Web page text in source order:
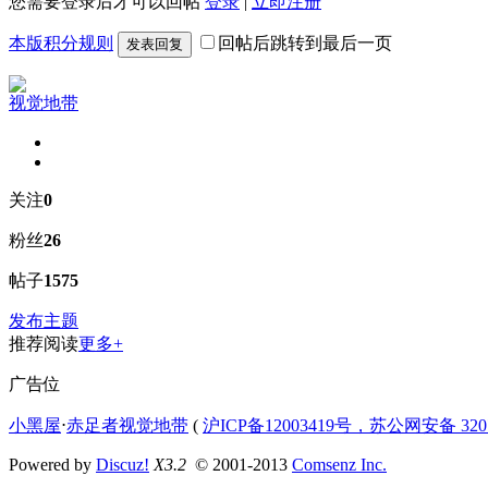
本版积分规则 发表回复 回帖后跳转到最后一页
视觉地带
关注0
粉丝26
帖子1575
发布主题
推荐阅读更多+
广告位
小黑屋⋅赤足者视觉地带 ( 沪ICP备12003419号，苏公网安备
Powered by Discuz! X3.2 © 2001-2013 Comsenz Inc.